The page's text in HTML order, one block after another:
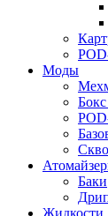
Моды
Баки
Жидкости